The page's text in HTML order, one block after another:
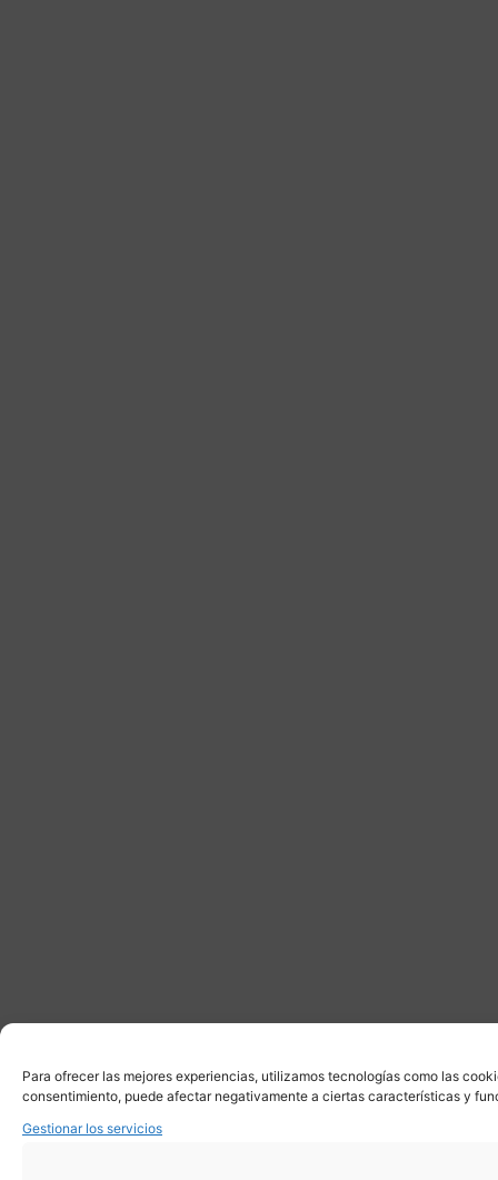
Para ofrecer las mejores experiencias, utilizamos tecnologías como las
consentimiento, puede afectar negativamente a ciertas características y
Gestionar los servicios